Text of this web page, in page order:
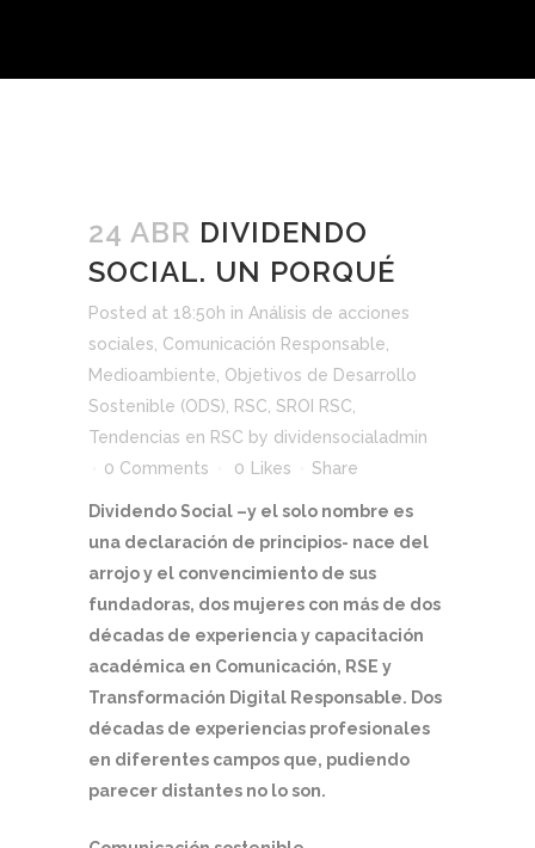
24 ABR DIVIDENDO
SOCIAL. UN PORQUÉ
Posted at 18:50h in Análisis de acciones
sociales Comunicación Responsable
Medioambiente Objetivos de Desarrollo
Sostenible (ODS)
RSC SROI RSC
Tendencias en RSC by dividensocialadmin
0 Comments
0 Likes Share
Dividendo Social –y el solo nombre es
una declaración de principios- nace del
arrojo y el convencimiento de sus
fundadoras, dos mujeres con más de dos
décadas de experiencia y capacitación
académica en Comunicación, RSE y
Transformación Digital Responsable. Dos
décadas de experiencias profesionales
en diferentes campos que, pudiendo
parecer distantes no lo son.